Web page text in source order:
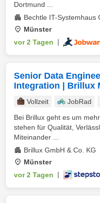
Dortmund ...
Bechtle IT-Systemhaus
Münster
vor 2 Tagen
Senior Data
Integration | Brillux
Vollzeit JobRad
Bei Brillux geht es um
stehen für Qualität,
Miteinander ...
Brillux GmbH & Co. KG
Münster
vor 2 Tagen